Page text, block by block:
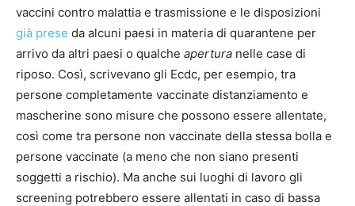
vaccini contro malattia e trasmissione e le disposizioni
già prese da alcuni paesi in materia di quarantene per
arrivo da altri paesi o qualche apertura nelle case di
riposo. Così, scrivevano gli Ecdc, per esempio, tra
persone completamente vaccinate distanziamento e
mascherine sono misure che possono essere allentate,
così come tra persone non vaccinate della stessa bolla e
persone vaccinate (a meno che non siano presenti
soggetti a rischio). Ma anche sui luoghi di lavoro gli
screening potrebbero essere allentati in caso di bassa